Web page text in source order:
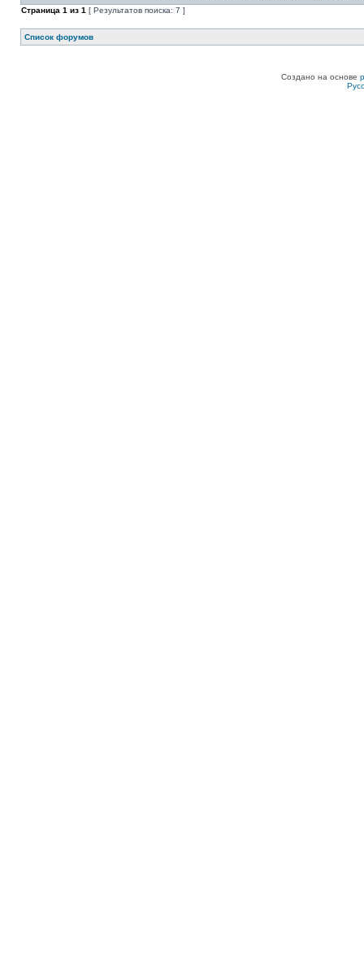
Страница 1 из 1 [ Результатов поиска: 7 ]
Список форумов
Создано на основе